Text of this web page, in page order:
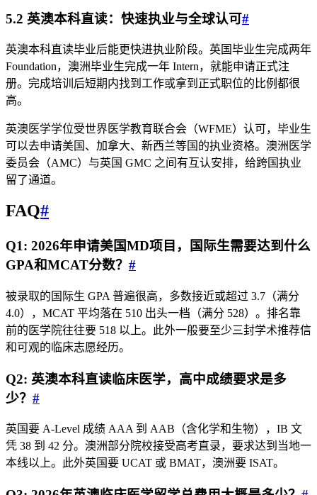
5.2 英澳本科直读：快速执业与全球认可#
英澳本科直读毕业后能更快进执业阶段。英国毕业生完成两年
Foundation，澳洲毕业生完成一年 Intern，就能申请正式注
册。完成培训后短期内找到工作或拿到正式职位的比例都很
高。
英澳医学学位受世界医学教育联合会（WFME）认可，毕业生
可以去申请美国、加拿大、新西兰等国的执业资格。澳洲医学
委员会（AMC）与英国 GMC 之间有互认安排，给跨国执业
留了通道。
FAQ#
Q1: 2026年申请美国MD项目，国际生需要达到什么
GPA和MCAT分数？ #
被录取的国际生 GPA 普遍很高，多数接近或超过 3.7（满分
4.0），MCAT 平均落在 510 出头一档（满分 528）。排名靠
前的医学院往往要 518 以上。此外一般要至少三封学术推荐信
和可观的临床志愿经历。
Q2: 英澳本科直读临床医学，高中成绩要求是多
少？ #
英国要 A-Level 成绩 AAA 到 AAB（含化学和生物），IB 文
凭 38 到 42 分。澳洲部分院校接受高考直录，要求达到当地一
本线以上。此外英国要 UCAT 或 BMAT，澳洲要 ISAT。